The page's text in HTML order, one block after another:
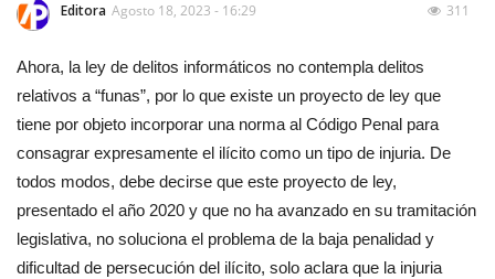
Editora Agosto 18, 2023 - 16:29 311
Ahora, la ley de delitos informáticos no contempla delitos
relativos a “funas”, por lo que existe un proyecto de ley que
tiene por objeto incorporar una norma al Código Penal para
consagrar expresamente el ilícito como un tipo de injuria. De
todos modos, debe decirse que este proyecto de ley,
presentado el año 2020 y que no ha avanzado en su tramitación
legislativa, no soluciona el problema de la baja penalidad y
dificultad de persecución del ilícito, solo aclara que la injuria